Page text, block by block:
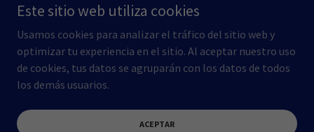
Copyright © 2019 LABORATORIO CLINICO NORA ALVAREZ SAS. -
Todos los derechos reservados.
Con tecnología de
Este sitio web utiliza cookies
Usamos cookies para analizar el tráfico del sitio web y
optimizar tu experiencia en el sitio. Al aceptar nuestro uso
de cookies, tus datos se agruparán con los datos de todos
los demás usuarios.
ACEPTAR